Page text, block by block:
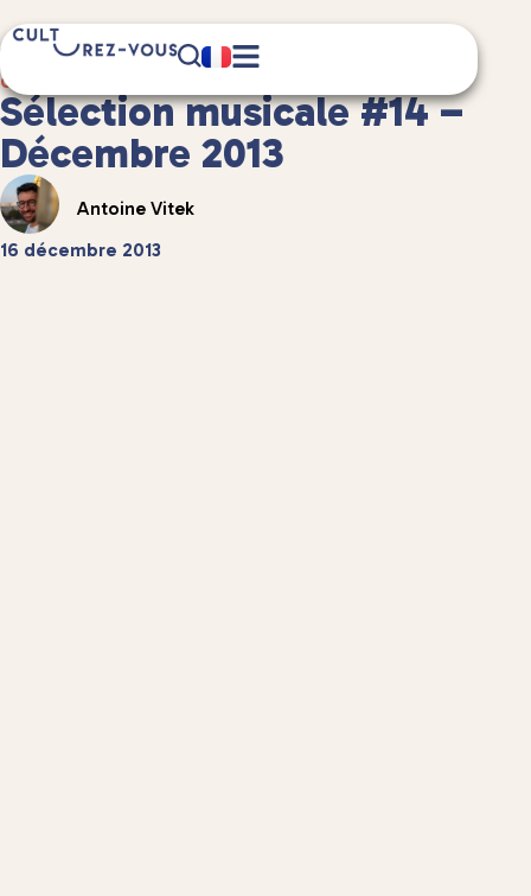
Culture
1 minute(s) de lecture
Sélection musicale #14 –
Décembre 2013
Antoine Vitek
16 décembre 2013